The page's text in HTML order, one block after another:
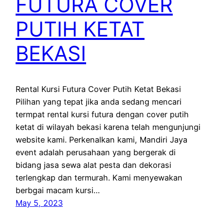
PUTIH KETAT
BEKASI
Rental Kursi Futura Cover Putih Ketat Bekasi
Pilihan yang tepat jika anda sedang mencari
termpat rental kursi futura dengan cover putih
ketat di wilayah bekasi karena telah mengunjungi
website kami. Perkenalkan kami, Mandiri Jaya
event adalah perusahaan yang bergerak di
bidang jasa sewa alat pesta dan dekorasi
terlengkap dan termurah. Kami menyewakan
berbgai macam kursi…
May 5, 2023